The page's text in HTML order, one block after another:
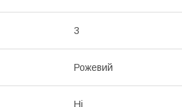
3
Рожевий
Ні